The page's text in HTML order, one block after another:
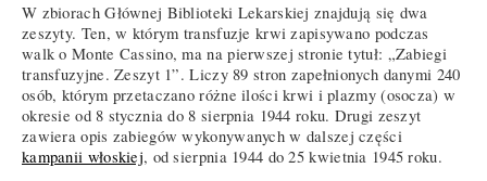
W zbiorach Głównej Biblioteki Lekarskiej znajdują się dwa
zeszyty. Ten, w którym transfuzje krwi zapisywano podczas
walk o Monte Cassino, ma na pierwszej stronie tytuł: „Zabiegi
transfuzyjne. Zeszyt 1”. Liczy 89 stron zapełnionych danymi 240
osób, którym przetaczano różne ilości krwi i plazmy (osocza) w
okresie od 8 stycznia do 8 sierpnia 1944 roku. Drugi zeszyt
zawiera opis zabiegów wykonywanych w dalszej części
kampanii włoskiej, od sierpnia 1944 do 25 kwietnia 1945 roku.